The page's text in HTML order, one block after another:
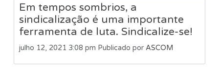
Em tempos sombrios, a
sindicalização é uma importante
ferramenta de luta. Sindicalize-se!
julho 12, 2021 3:08 pm Publicado por ASCOM